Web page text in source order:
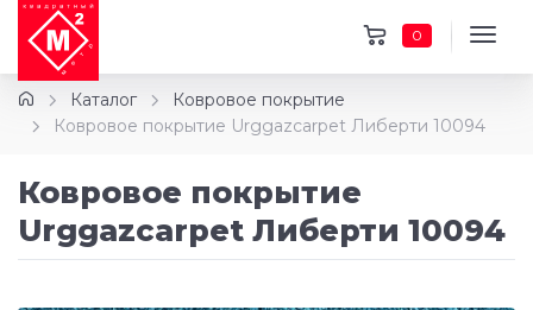
0
Каталог
Ковровое покрытие
Ковровое покрытие Urggazcarpet Либерти 10094
Ковровое покрытие
Urggazcarpet Либерти 10094